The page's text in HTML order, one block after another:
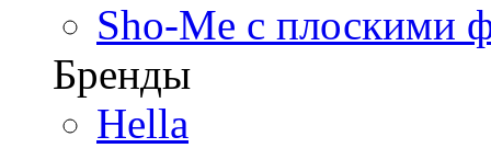
Sho-Me с плоскими
Бренды
Hella